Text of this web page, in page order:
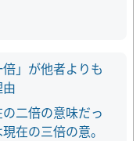
」が他者よりも
二倍の意味だっ
在の三倍の意。